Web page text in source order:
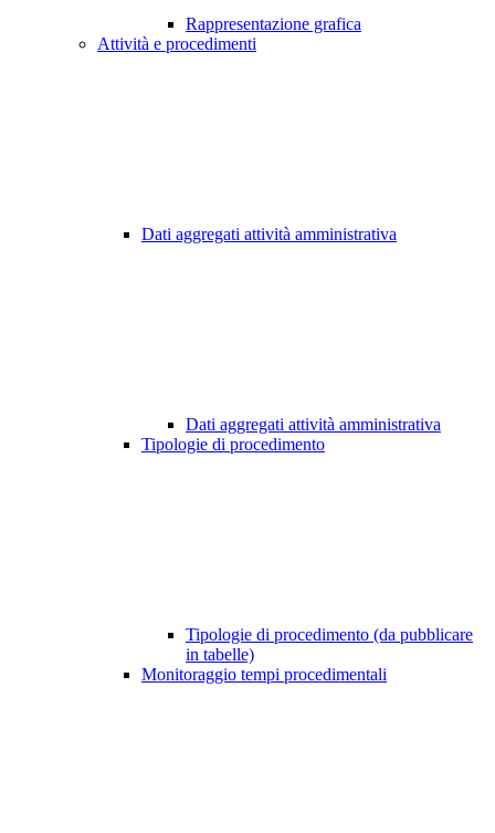
Rappresentazione grafica
Attività e procedimenti
Dati aggregati attività amministrativa
Dati aggregati attività amministrativa
Tipologie di procedimento
Tipologie di procedimento (da pubblicare
in tabelle)
Monitoraggio tempi procedimentali